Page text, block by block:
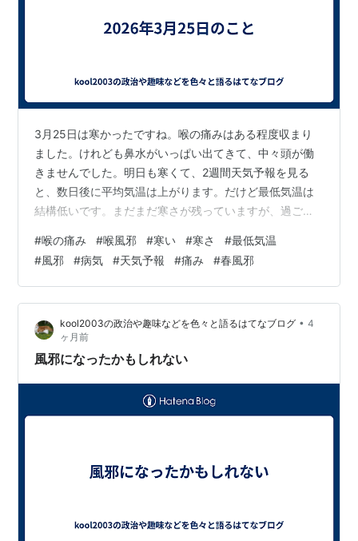
3月25日は寒かったですね。喉の痛みはある程度収まり
ました。けれども鼻水がいっぱい出てきて、中々頭が働
きませんでした。明日も寒くて、2週間天気予報を見る
と、数日後に平均気温は上がります。だけど最低気温は
結構低いです。まだまだ寒さが残っていますが、過ごし
紹介して終わりにしたいと思います。地球をあげる はる
まきごはん
#喉の痛み #喉風邪 #寒い #寒さ #最低気温
#風邪 #病気 #天気予報 #痛み #春風邪
kool2003の政治や趣味などを色々と語るはてなブログ • 4
ヶ月前
風邪になったかもしれない